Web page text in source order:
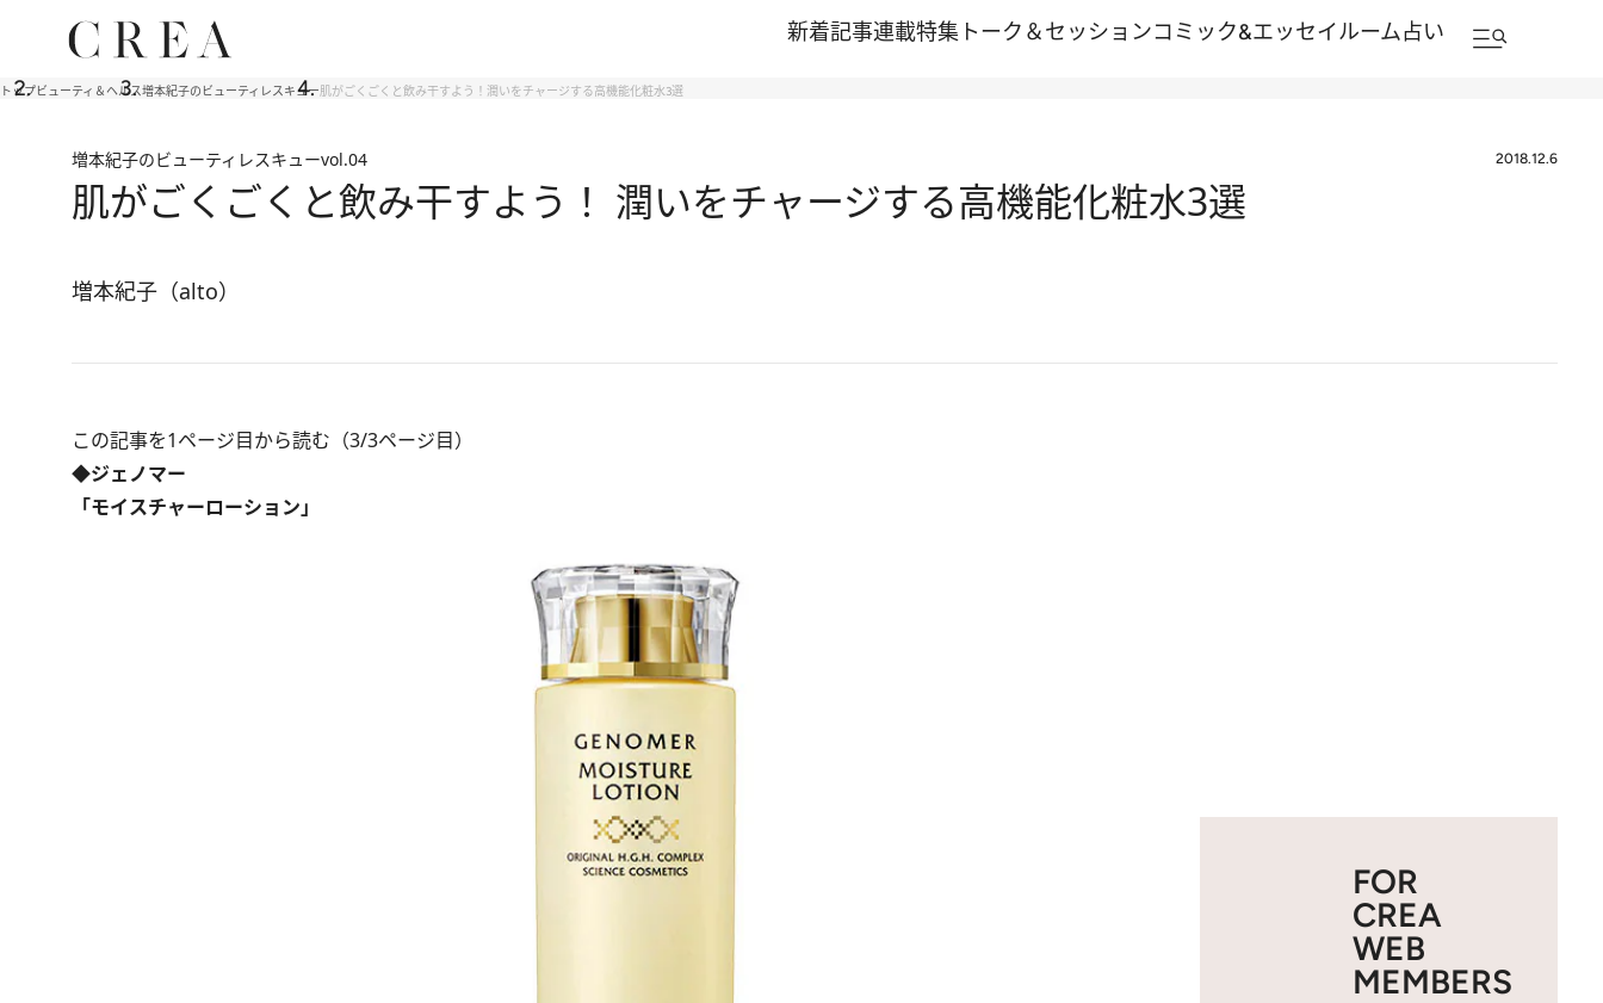
新着記事連載特集 トーク＆セッションコミック&エッセイルーム占い
トップビューティ＆ヘルス増本紀子のビューティレスキュー肌がごくごくと飲み干すよう！潤いをチャージする高機能化粧水3選
増本紀子のビューティレスキューvol.04 2018.12.6
肌がごくごくと飲み干すよう！ 潤いをチャージする高機能化粧水3選
増本紀子（alto）
この記事を1ページ目から読む（3/3ページ目）
◆ジェノマー
「モイスチャーローション」
FOR
CREA
WEB
MEMBERS